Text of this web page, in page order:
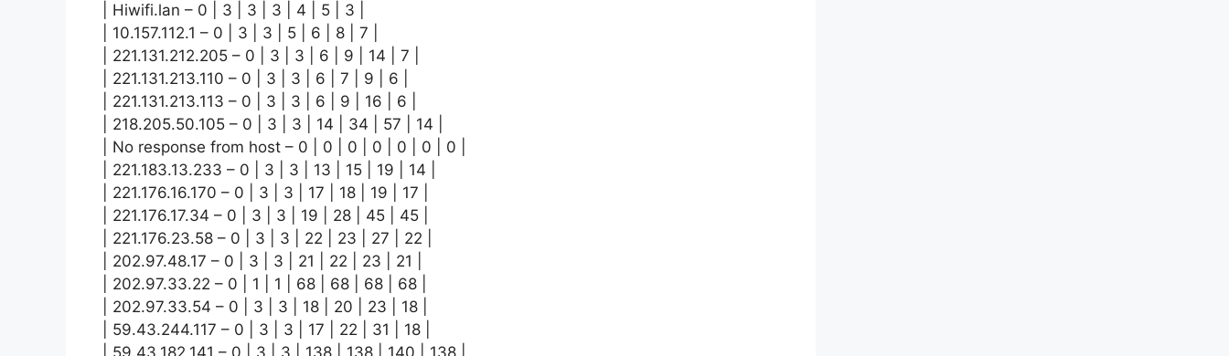
| Hiwifi.lan – 0 | 3 | 3 | 3 | 4 | 5 | 3 |
| 10.157.112.1 – 0 | 3 | 3 | 5 | 6 | 8 | 7 |
| 221.131.212.205 – 0 | 3 | 3 | 6 | 9 | 14 | 7 |
| 221.131.213.110 – 0 | 3 | 3 | 6 | 7 | 9 | 6 |
| 221.131.213.113 – 0 | 3 | 3 | 6 | 9 | 16 | 6 |
| 218.205.50.105 – 0 | 3 | 3 | 14 | 34 | 57 | 14 |
| No response from host – 0 | 0 | 0 | 0 | 0 | 0 | 0 |
| 221.183.13.233 – 0 | 3 | 3 | 13 | 15 | 19 | 14 |
| 221.176.16.170 – 0 | 3 | 3 | 17 | 18 | 19 | 17 |
| 221.176.17.34 – 0 | 3 | 3 | 19 | 28 | 45 | 45 |
| 221.176.23.58 – 0 | 3 | 3 | 22 | 23 | 27 | 22 |
| 202.97.48.17 – 0 | 3 | 3 | 21 | 22 | 23 | 21 |
| 202.97.33.22 – 0 | 1 | 1 | 68 | 68 | 68 | 68 |
| 202.97.33.54 – 0 | 3 | 3 | 18 | 20 | 23 | 18 |
| 59.43.244.117 – 0 | 3 | 3 | 17 | 22 | 31 | 18 |